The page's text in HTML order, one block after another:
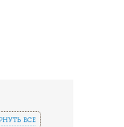
все